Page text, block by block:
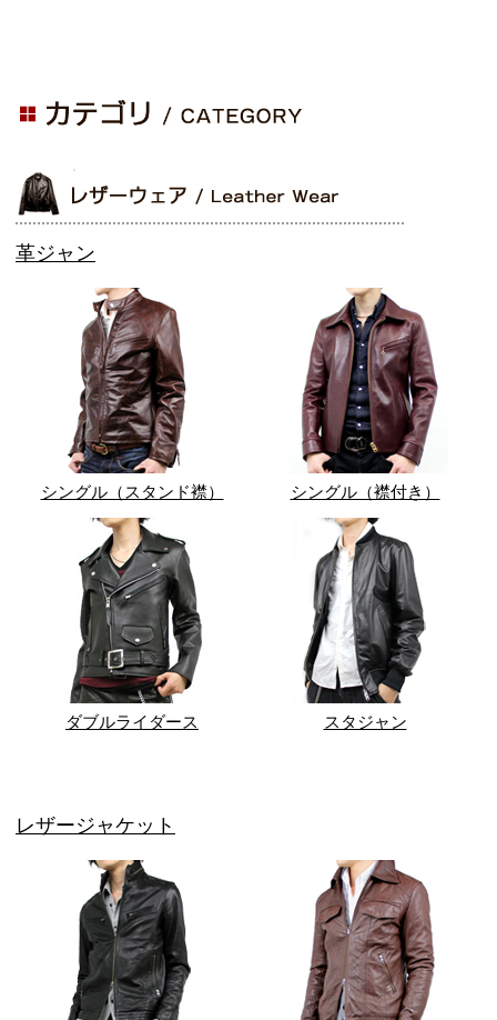
革ジャン
シングル（スタンド襟） シングル（襟付き）
ダブルライダース スタジャン
レザージャケット